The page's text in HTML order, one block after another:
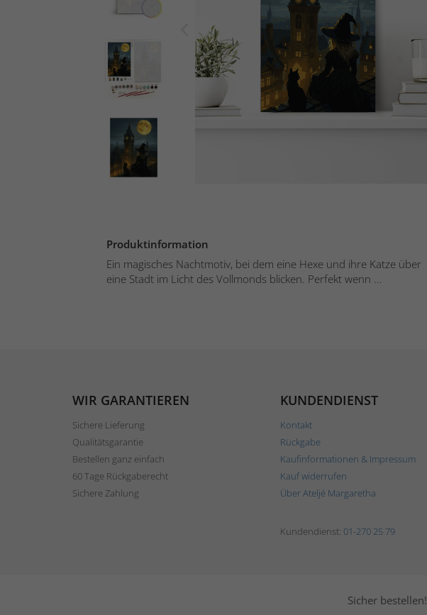
Produktinformation
Ein magisches Nachtmotiv, bei dem eine Hexe und ihre Katze über
eine Stadt im Licht des Vollmonds blicken. Perfekt wenn ...
WIR GARANTIEREN
Sichere Lieferung
Qualitätsgarantie
Bestellen ganz einfach
60 Tage Rückgaberecht
Sichere Zahlung
KUNDENDIENST
Kontakt
Rückgabe
Kaufinformationen & Impressum
Kauf widerrufen
Über Ateljé Margaretha
Kundendienst: 01-270 25 79
Sicher bestellen!